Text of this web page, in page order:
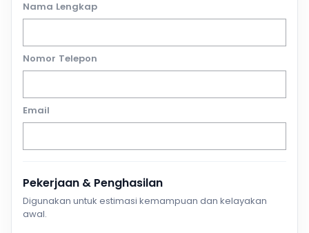
Nama Lengkap
Nomor Telepon
Email
Pekerjaan & Penghasilan
Digunakan untuk estimasi kemampuan dan kelayakan
awal.